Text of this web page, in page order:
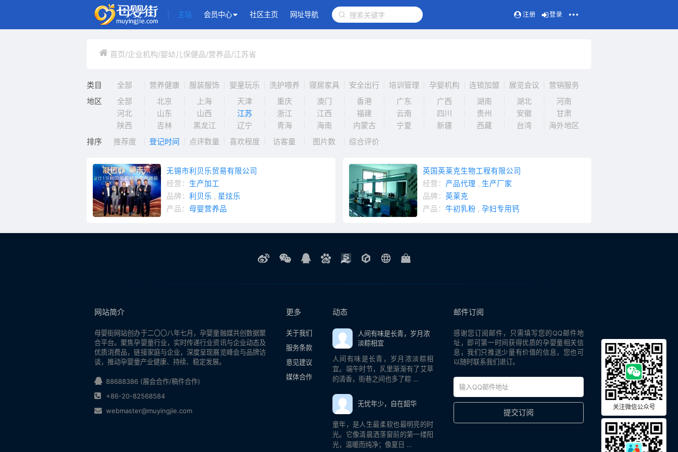
主站 会员中心 社区主页 网址导航 注册 登录
首页/企业机构/婴幼儿保健品/营养品/江苏省
类目 全部 营养健康 服装服饰 婴童玩乐 洗护喂养 寝居家具 安全出行 培训管理 孕婴机构 连锁加盟 展览会议
营销服务
地区
全部 北京 上海 天津 重庆 澳门 香港 广东 广西 湖南 湖北
河南
河北
山东 山西 江苏 浙江 江西 福建 云南 四川 贵州 安徽
甘肃
陕西
吉林 黑龙江 辽宁 青海 海南 内蒙古 宁夏 新疆 西藏 台湾
海外地区
排序
推荐度 登记时间 点评数量 喜欢程度 访客量 图片数 综合评价
关注微信公众号
无锡市利贝乐贸易有限公司
经营： 生产加工
品牌： 利贝乐 , 星炫乐
产品： 母婴营养品
英国英莱克生物工程有限公司
经营： 产品代理 , 生产厂家
品牌： 英莱克
产品： 牛初乳粉 , 孕妇专用钙
网站简介
母婴街网站创办于二〇〇八年七月，孕婴童融媒共创数据聚
合平台。聚焦孕婴童行业，实时传递行业资讯与企业动态及
优质消费品，链接家庭与企业，深度呈现展览峰会与品牌访
谈，推动孕婴童产业健康、持续、稳定发展。
88688386 (展会合作/稿件合作)
+86-20-82568584
webmaster@muyingjie.com
更多
关于我们
服务条款
意见建议
媒体合作
动态
人间有味是长青，岁月浓
淡粽相宜
人间有味是长青，岁月浓淡粽相
宜。端午时节，风里渐渐有了艾草
的清香，街巷之间也多了粽 …
无忧年少，自在韶华
童年，是人生最柔软也最明亮的时
光。它像清晨洒落窗前的第一缕阳
光，温暖而纯净；像夏日 …
邮件订阅
感谢您订阅邮件，只需填写您的QQ邮件地
址，即可第一时间获得优质的孕婴童相关信
息，我们只推送少量有价值的信息，您也可
以随时联系我们退订。